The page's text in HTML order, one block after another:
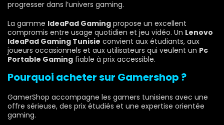
progresser dans l’univers gaming.
La gamme IdeaPad Gaming propose un excellent
compromis entre usage quotidien et jeu vidéo. Un Lenovo
IdeaPad Gaming Tunisie convient aux étudiants, aux
joueurs occasionnels et aux utilisateurs qui veulent un Pc
Portable Gaming fiable à prix accessible.
Pourquoi acheter sur Gamershop ?
GamerShop accompagne les gamers tunisiens avec une
offre sérieuse, des prix étudiés et une expertise orientée
gaming.